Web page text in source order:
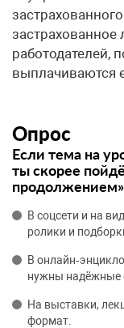
Опрос
Если тема на
ты скорее
В соцсети и на
ролики и
В
нужны надёжные
На выставки,
формат.